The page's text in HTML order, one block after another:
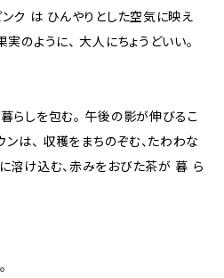
ンク は ひんやりとした空気に映え
のように、 大人にちょうどいい。
暮らしを包む。 午後の影が伸びるこ
ンは、 収穫をまちのぞむ、たわわな
溶け込む、赤みをおびた茶が 暮 ら